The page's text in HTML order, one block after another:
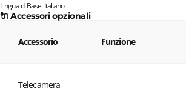
Lingua di Base: Italiano
🔌 Accessori opzionali
Accessorio Funzione
Telecamera